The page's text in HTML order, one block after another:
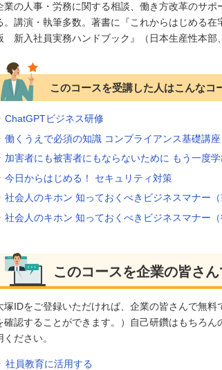
業の人事・労務に関する相談、働き方改革のサ
。講演・執筆多数。著書に『これからはじめる
新入社員実務ハンドブック』（日本生産性本部
このコースを受講した人はこんなコ
ChatGPTビジネス研修
働くうえで必須の知識 コンプライアンス基礎講座
加害者にも被害者にもならないために もう一度
今日からはじめる！ セキュリティ対策
社会人のキホン 知っておくべきビジネスマナー（
社会人のキホン 知っておくべきビジネスマナー（
このコースを企業の皆さ
塚IDをご登録いただければ、企業の皆さんで無
確認することができます。）自己研鑽はもちろ
ください。
社員教育に活用する